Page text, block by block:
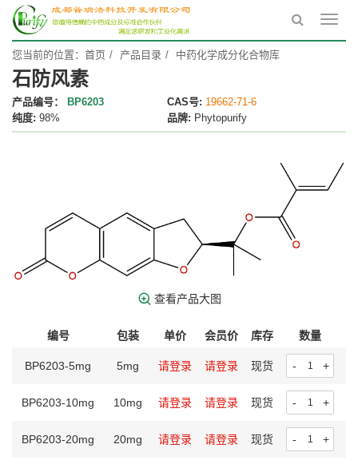
您当前的位置： 首页 产品目录 中药化学成分化合物库
石防风素
产品编号： BP6203 CAS号: 19662-71-6
纯度: 98% 品牌: Phytopurify
查看产品大图
编号 包装 单价 会员价 库存 数量
BP6203-5mg 5mg 请登录 请登录 现货 - +
BP6203-10mg 10mg 请登录 请登录 现货 - +
BP6203-20mg 20mg 请登录 请登录 现货 - +